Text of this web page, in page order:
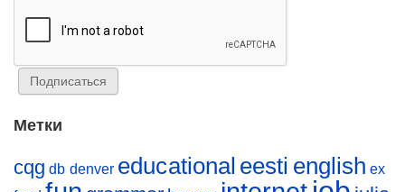
Метки
cqg db denver educational eesti english ex